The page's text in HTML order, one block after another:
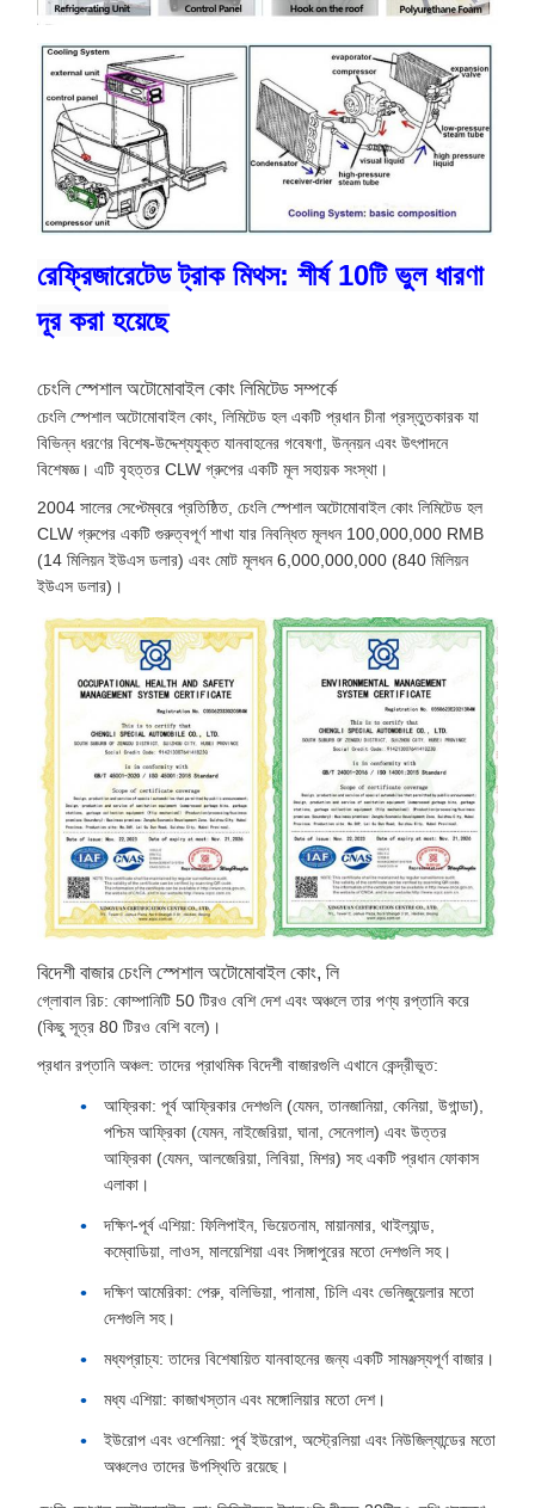
রেফ্রিজারেটেড ট্রাক মিথস: শীর্ষ 10টি ভুল ধারণা
দূর করা হয়েছে
চেংলি স্পেশাল অটোমোবাইল কোং লিমিটেড সম্পর্কে
চেংলি স্পেশাল অটোমোবাইল কোং, লিমিটেড হল একটি প্রধান চীনা প্রস্তুতকারক যা
বিভিন্ন ধরণের বিশেষ-উদ্দেশ্যযুক্ত যানবাহনের গবেষণা, উন্নয়ন এবং উৎপাদনে
বিশেষজ্ঞ। এটি বৃহত্তর CLW গ্রুপের একটি মূল সহায়ক সংস্থা।
2004 সালের সেপ্টেম্বরে প্রতিষ্ঠিত, চেংলি স্পেশাল অটোমোবাইল কোং লিমিটেড হল
CLW গ্রুপের একটি গুরুত্বপূর্ণ শাখা যার নিবন্ধিত মূলধন 100,000,000 RMB
(14 মিলিয়ন ইউএস ডলার) এবং মোট মূলধন 6,000,000,000 (840 মিলিয়ন
ইউএস ডলার)।
বিদেশী বাজার চেংলি স্পেশাল অটোমোবাইল কোং, লি
গ্লোবাল রিচ: কোম্পানিটি 50 টিরও বেশি দেশ এবং অঞ্চলে তার পণ্য রপ্তানি করে
(কিছু সূত্র 80 টিরও বেশি বলে)।
প্রধান রপ্তানি অঞ্চল: তাদের প্রাথমিক বিদেশী বাজারগুলি এখানে কেন্দ্রীভূত:
আফ্রিকা: পূর্ব আফ্রিকার দেশগুলি (যেমন, তানজানিয়া, কেনিয়া, উগান্ডা),
পশ্চিম আফ্রিকা (যেমন, নাইজেরিয়া, ঘানা, সেনেগাল) এবং উত্তর
আফ্রিকা (যেমন, আলজেরিয়া, লিবিয়া, মিশর) সহ একটি প্রধান ফোকাস
এলাকা।
দক্ষিণ-পূর্ব এশিয়া: ফিলিপাইন, ভিয়েতনাম, মায়ানমার, থাইল্যান্ড,
কম্বোডিয়া, লাওস, মালয়েশিয়া এবং সিঙ্গাপুরের মতো দেশগুলি সহ।
দক্ষিণ আমেরিকা: পেরু, বলিভিয়া, পানামা, চিলি এবং ভেনিজুয়েলার মতো
দেশগুলি সহ।
মধ্যপ্রাচ্য: তাদের বিশেষায়িত যানবাহনের জন্য একটি সামঞ্জস্যপূর্ণ বাজার।
মধ্য এশিয়া: কাজাখস্তান এবং মঙ্গোলিয়ার মতো দেশ।
ইউরোপ এবং ওশেনিয়া: পূর্ব ইউরোপ, অস্ট্রেলিয়া এবং নিউজিল্যান্ডের মতো
অঞ্চলেও তাদের উপস্থিতি রয়েছে।